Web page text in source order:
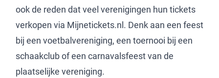
ook de reden dat veel verenigingen hun tickets
verkopen via Mijnetickets.nl. Denk aan een feest
bij een voetbalvereniging, een toernooi bij een
schaakclub of een carnavalsfeest van de
plaatselijke vereniging.